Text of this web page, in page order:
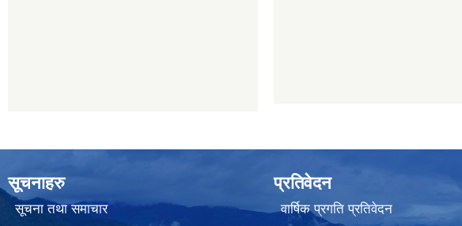
सूचनाहरु
सूचना तथा समाचार
प्रतिवेदन
वार्षिक प्रगति प्रतिवेदन